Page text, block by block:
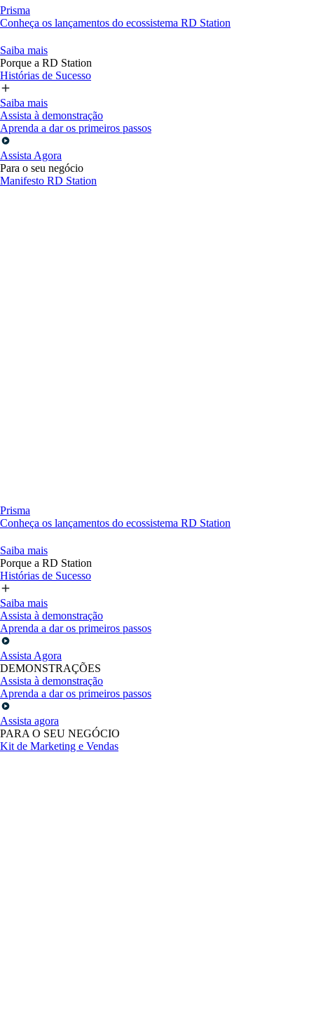
Prisma
Conheça os lançamentos do ecossistema RD Station
Saiba mais
Porque a RD Station
Histórias de Sucesso
Saiba mais
Assista à demonstração
Aprenda a dar os primeiros passos
Assista Agora
Para o seu negócio
Manifesto RD Station
Prisma
Conheça os lançamentos do ecossistema RD Station
Saiba mais
Porque a RD Station
Histórias de Sucesso
Saiba mais
Assista à demonstração
Aprenda a dar os primeiros passos
Assista Agora
DEMONSTRAÇÕES
Assista à demonstração
Aprenda a dar os primeiros passos
Assista agora
PARA O SEU NEGÓCIO
Kit de Marketing e Vendas